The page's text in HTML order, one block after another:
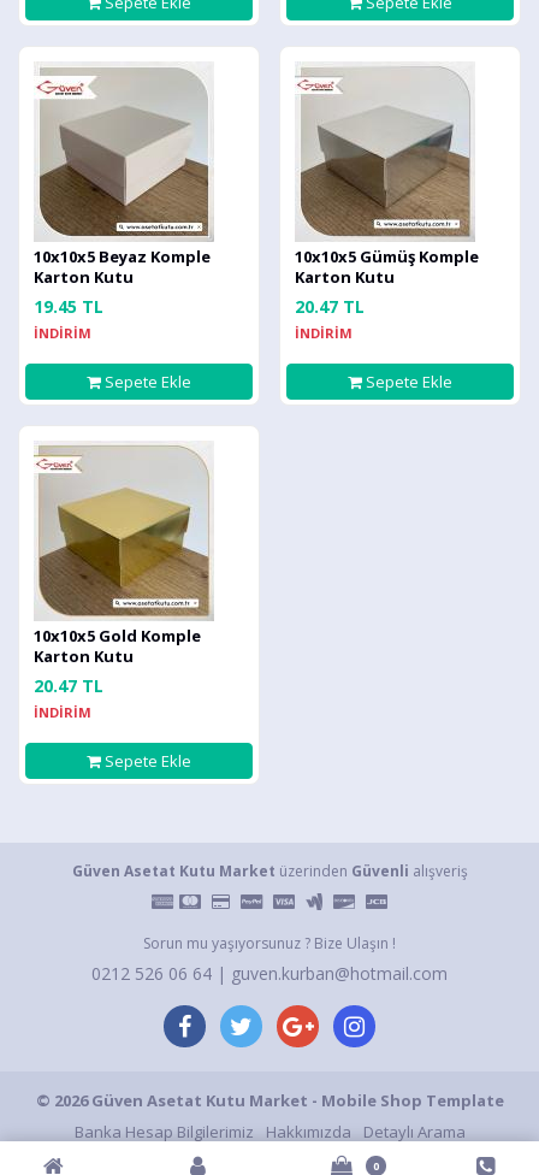
10x10x5 Beyaz Komple
Karton Kutu
19.45 TL
İNDİRİM
Sepete Ekle
10x10x5 Gümüş Komple
Karton Kutu
20.47 TL
İNDİRİM
Sepete Ekle
10x10x5 Gold Komple
Karton Kutu
20.47 TL
İNDİRİM
Sepete Ekle
Güven Asetat Kutu Market üzerinden Güvenli alışveriş
Sorun mu yaşıyorsunuz ? Bize Ulaşın !
0212 526 06 64 | guven.kurban@hotmail.com
© 2026 Güven Asetat Kutu Market - Mobile Shop Template
Banka Hesap Bilgilerimiz
Hakkımızda
Detaylı Arama
Gizlilik ve Kullanım Şartları
Gizlilik Politikası S.S.S. İletişim
0